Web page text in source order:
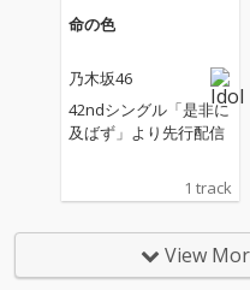
命の色
乃木坂46
42ndシングル「是非に
及ばず」より先行配信
1 track
View